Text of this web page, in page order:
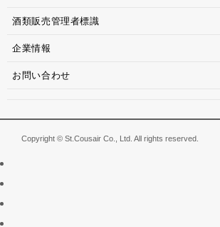
酒類販売管理者標識
企業情報
お問い合わせ
Copyright © St.Cousair Co., Ltd. All rights reserved.